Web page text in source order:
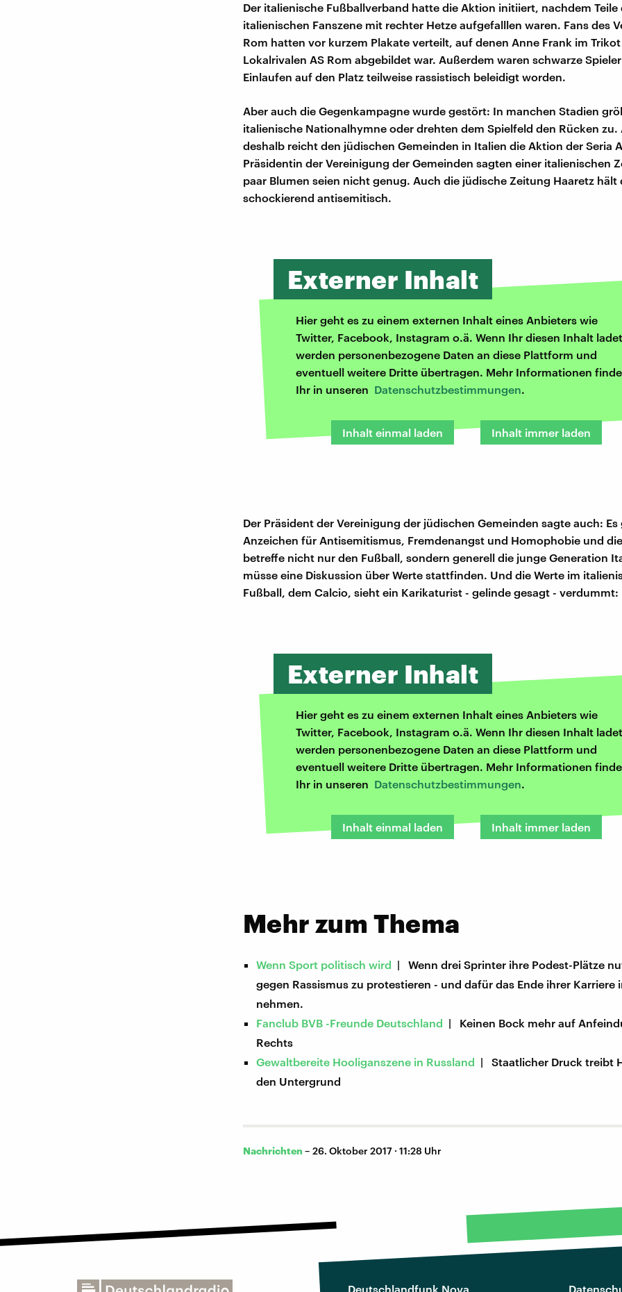
Der italienische Fußballverband hatte die Aktion initiiert, nachdem Teile
italienischen Fanszene mit rechter Hetze aufgefalllen waren. Fans des
Rom hatten vor kurzem Plakate verteilt, auf denen Anne Frank im
Lokalrivalen AS Rom abgebildet war. Außerdem waren schwarze
Einlaufen auf den Platz teilweise rassistisch beleidigt worden.
Aber auch die Gegenkampagne wurde gestört: In manchen Stadien
italienische Nationalhymne oder drehten dem Spielfeld den Rücken zu.
deshalb reicht den jüdischen Gemeinden in Italien die Aktion der Seria
Präsidentin der Vereinigung der Gemeinden sagten einer italienischen
paar Blumen seien nicht genug. Auch die jüdische Zeitung Haaretz hält
schockierend antisemitisch.
Externer Inhalt
Hier geht es zu einem externen Inhalt eines Anbieters wie
Twitter, Facebook, Instagram o.ä. Wenn Ihr diesen Inhalt
werden personenbezogene Daten an diese Plattform und
eventuell weitere Dritte übertragen. Mehr Informationen
Ihr in unseren Datenschutzbestimmungen.
Inhalt einmal laden Inhalt immer laden
Der Präsident der Vereinigung der jüdischen Gemeinden sagte auch: Es
Anzeichen für Antisemitismus, Fremdenangst und Homophobie und
betreffe nicht nur den Fußball, sondern generell die junge Generation
müsse eine Diskussion über Werte stattfinden. Und die Werte im
Fußball, dem Calcio, sieht ein Karikaturist - gelinde gesagt - verdummt:
Externer Inhalt
Hier geht es zu einem externen Inhalt eines Anbieters wie
Twitter, Facebook, Instagram o.ä. Wenn Ihr diesen Inhalt
werden personenbezogene Daten an diese Plattform und
eventuell weitere Dritte übertragen. Mehr Informationen
Ihr in unseren Datenschutzbestimmungen.
Inhalt einmal laden Inhalt immer laden
Mehr zum Thema
Wenn Sport politisch wird | Wenn drei Sprinter ihre Podest-Plätze
gegen Rassismus zu protestieren - und dafür das Ende ihrer Karriere
nehmen.
Fanclub BVB -Freunde Deutschland | Keinen Bock mehr auf
Rechts
Gewaltbereite Hooliganszene in Russland | Staatlicher Druck treibt
den Untergrund
Nachrichten – 26. Oktober 2017 · 11:28 Uhr
Deutschlandfunk Nova